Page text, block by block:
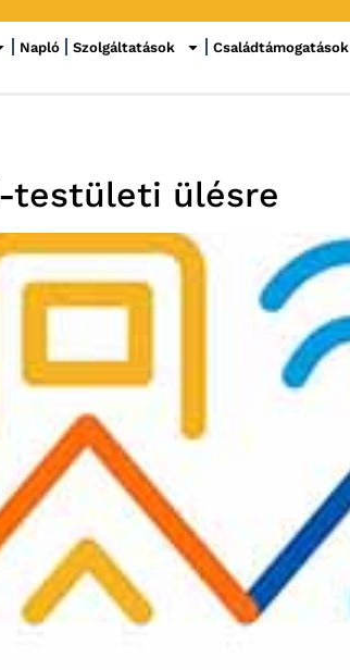
Napló Szolgáltatások Családtámogatások
testületi ülésre